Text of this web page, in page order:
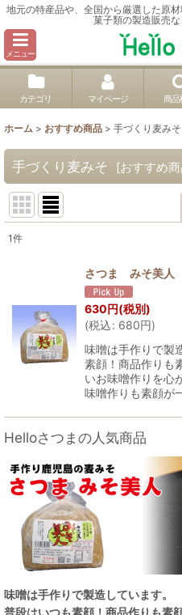
地元の特産品や、全国から厳選した原
菓子類の製造販売な
メニュー
カテゴリ マイページ 商品
ホーム > おすすめ商品 > 手づくり麦みそ
手づくり麦みそ [おすすめ
絞
1件
さつま みそ美人
630円(税別)
(税込: 680円)
味噌は手作りで製
素顔！商品作りも
いお味噌作りを心
味噌作りも素顔が
Helloさつまの人気商品
味噌は手作りで製造しています。
普段はいつも素顔！商品作りも素